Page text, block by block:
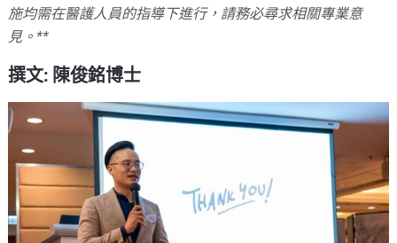
施均需在醫護人員的指導下進行，請務必尋求相關專業意
見。**
撰文: 陳俊銘博士